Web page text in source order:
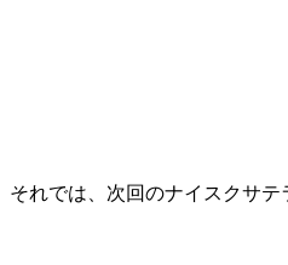
それでは、次回のナイスクサテ